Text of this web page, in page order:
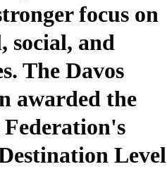
focus on
social, and
The Davos
awarded the
Federation's
Level